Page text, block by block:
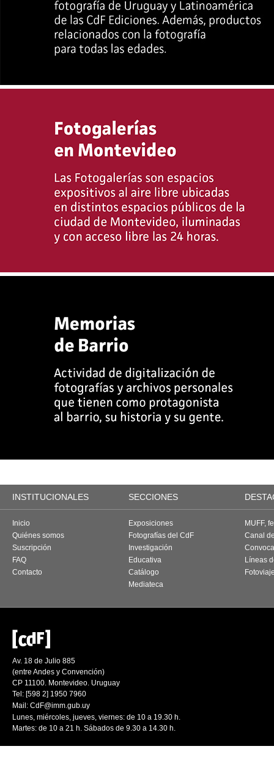
INSTITUCIONALES SECCIONES
Inicio
Quiénes somos
Suscripción
FAQ
Contacto
Exposiciones
Fotografías del CdF
Investigación
Educativa
Catálogo
Mediateca
MUFF,
Canal
Líneas
Av. 18 de Julio 885
(entre Andes y Convención)
CP 11100. Montevideo. Uruguay
Tel: [598 2] 1950 7960
Mail: CdF@imm.gub.uy
Lunes, miércoles, jueves, viernes: de 10 a 19.30 h.
Martes: de 10 a 21 h. Sábados de 9.30 a 14.30 h.